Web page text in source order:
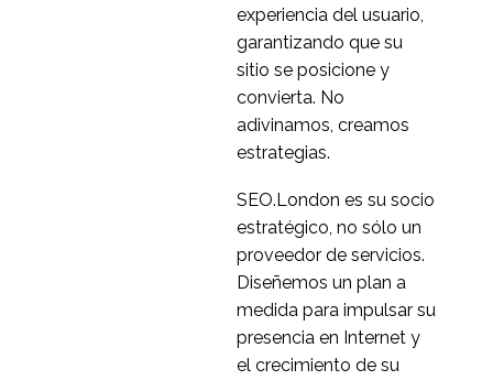
estadounidense... ¿y
por qué no? Sigue
siendo el mayor del
mundo en términos
monetarios y ofrece un
enorme potencial a
0
30 de septiembre de
¿Es la investigación UX
a distancia una
alternativa válida a la
moderación en
2
15 de mayo de 2020
Pruebas de usabilidad
1
03 de mayo de 2017
experiencia del usuario,
garantizando que su
sitio se posicione y
convierta. No
adivinamos, creamos
estrategias.
SEO.London es su socio
estratégico, no sólo un
proveedor de servicios.
Diseñemos un plan a
medida para impulsar su
presencia en Internet y
el crecimiento de su